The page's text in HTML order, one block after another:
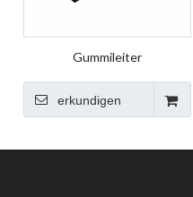
Gummileiter
erkundigen